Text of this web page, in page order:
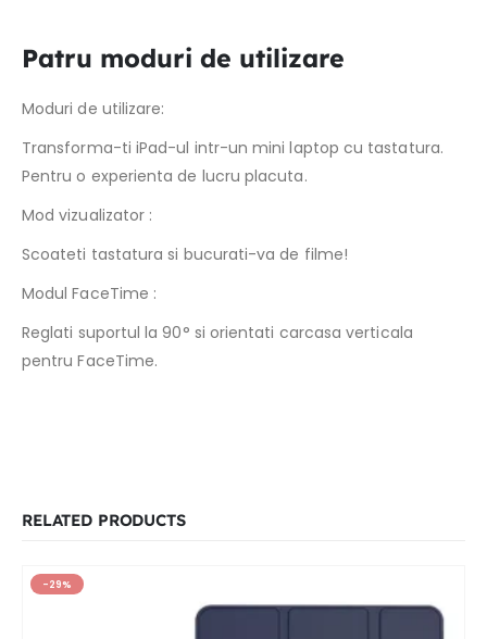
Patru moduri de utilizare
Moduri de utilizare:
Transforma-ti iPad-ul intr-un mini laptop cu tastatura.
Pentru o experienta de lucru placuta.
Mod vizualizator :
Scoateti tastatura si bucurati-va de filme!
Modul FaceTime :
Reglati suportul la 90° si orientati carcasa verticala
pentru FaceTime.
RELATED PRODUCTS
-29%